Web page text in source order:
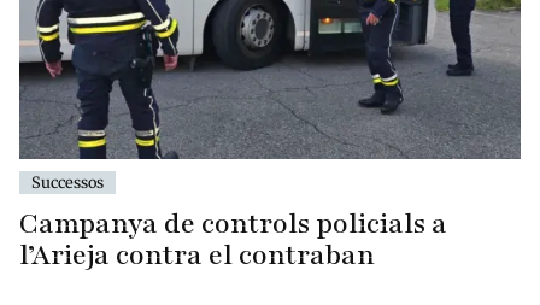
Successos
Campanya de controls policials a
l’Arieja contra el contraban